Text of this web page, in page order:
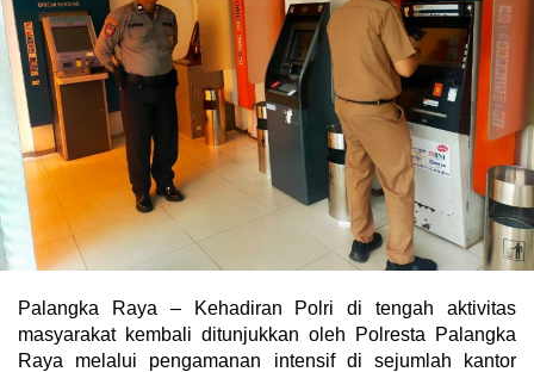
Palangka Raya – Kehadiran Polri di tengah aktivitas
masyarakat kembali ditunjukkan oleh Polresta Palangka
Raya melalui pengamanan intensif di sejumlah kantor